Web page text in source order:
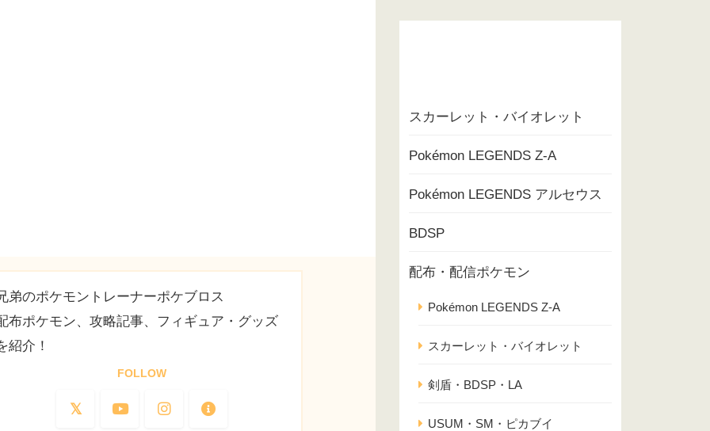
弟のポケモントレーナーポケブロス
布ポケモン、攻略記事、フィギュア・グッズ
紹介！
FOLLOW
スカーレット・バイオレット
Pokémon LEGENDS Z-A
Pokémon LEGENDS アルセウス
BDSP
配布・配信ポケモン
Pokémon LEGENDS Z-A
スカーレット・バイオレット
剣盾・BDSP・LA
USUM・SM・ピカブイ